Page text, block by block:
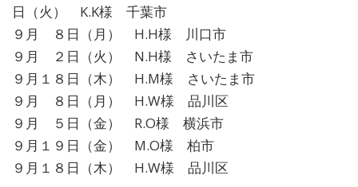
日（火） K.K様 千葉市
９月 ８日（月） H.H様 川口市
９月 ２日（火） N.H様 さいたま市
９月１８日（木） H.M様 さいたま市
９月 ８日（月） H.W様 品川区
９月 ５日（金） R.O様 横浜市
９月１９日（金） M.O様 柏市
９月１８日（木） H.W様 品川区